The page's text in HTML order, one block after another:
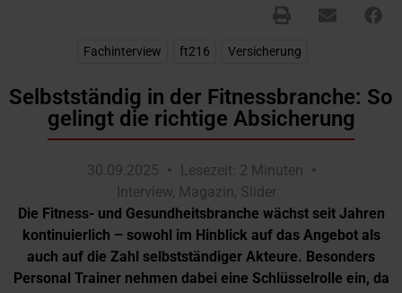
Fachinterview ft216 Versicherung
Selbstständig in der Fitnessbranche: So
gelingt die richtige Absicherung
30.09.2025
Lesezeit: 2 Minuten
Interview, Magazin, Slider
Die Fitness- und Gesundheitsbranche wächst seit Jahren
kontinuierlich – sowohl im Hinblick auf das Angebot als
auch auf die Zahl selbstständiger Akteure. Besonders
Personal Trainer nehmen dabei eine Schlüsselrolle ein, da